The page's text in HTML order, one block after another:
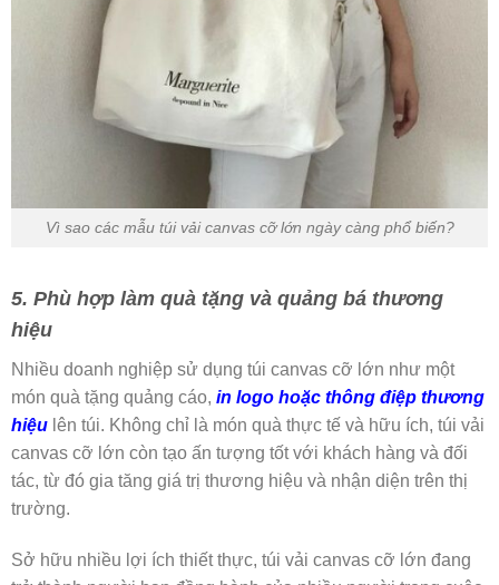
Vì sao các mẫu túi vải canvas cỡ lớn ngày càng phổ biến?
5. Phù hợp làm quà tặng và quảng bá thương
hiệu
Nhiều doanh nghiệp sử dụng túi canvas cỡ lớn như một
món quà tặng quảng cáo, in logo hoặc thông điệp thương
hiệu lên túi. Không chỉ là món quà thực tế và hữu ích, túi vải
canvas cỡ lớn còn tạo ấn tượng tốt với khách hàng và đối
tác, từ đó gia tăng giá trị thương hiệu và nhận diện trên thị
trường.
Sở hữu nhiều lợi ích thiết thực, túi vải canvas cỡ lớn đang